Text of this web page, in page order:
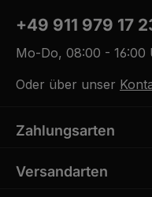
+49 911 979 17
Mo-Do, 08:00 -
Oder über unser
Zahlungsarten
Versandarten